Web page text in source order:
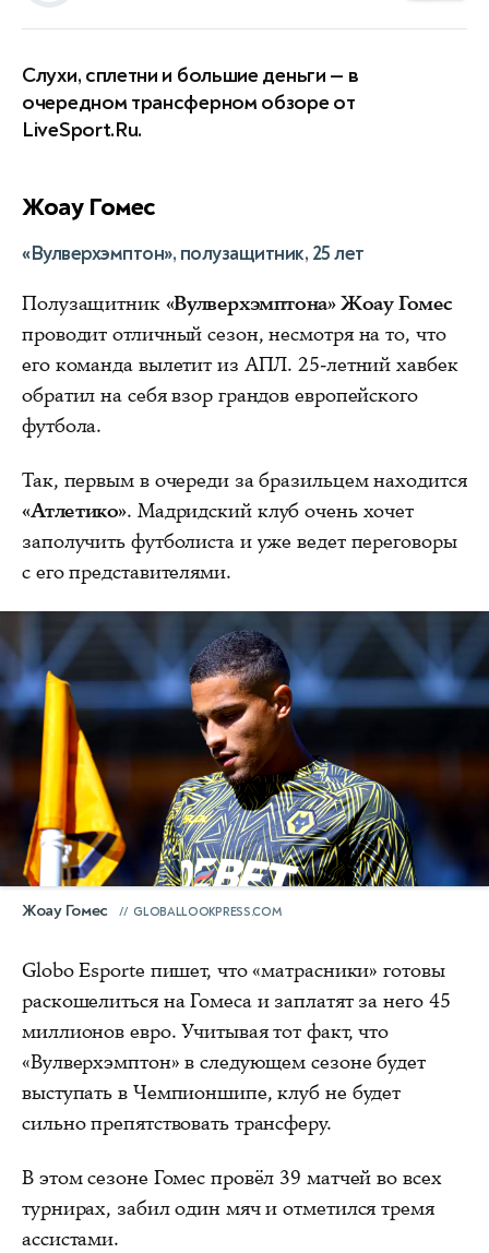
Слухи, сплетни и большие деньги — в
очередном трансферном обзоре от
LiveSport.Ru.
Жоау Гомес
«Вулверхэмптон», полузащитник, 25 лет
Полузащитник «Вулверхэмптона» Жоау Гомес
проводит отличный сезон, несмотря на то, что
его команда вылетит из АПЛ. 25-летний хавбек
обратил на себя взор грандов европейского
футбола.
Так, первым в очереди за бразильцем находится
«Атлетико». Мадридский клуб очень хочет
заполучить футболиста и уже ведет переговоры
с его представителями.
Жоау Гомес GLOBALLOOKPRESS.COM
Globo Esporte пишет, что «матрасники» готовы
раскошелиться на Гомеса и заплатят за него 45
миллионов евро. Учитывая тот факт, что
«Вулверхэмптон» в следующем сезоне будет
выступать в Чемпионшипе, клуб не будет
сильно препятствовать трансферу.
В этом сезоне Гомес провёл 39 матчей во всех
турнирах, забил один мяч и отметился тремя
ассистами.